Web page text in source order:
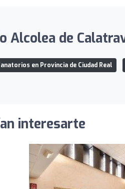
Alcolea de
en Provincia de Ciudad Real
interesarte